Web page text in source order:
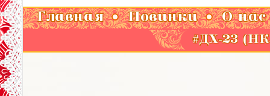
Главная Новинки О нас
#ДХ-23